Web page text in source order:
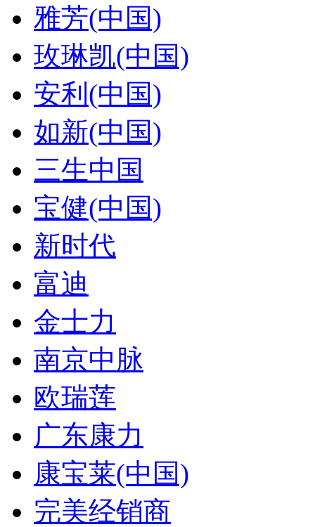
雅芳(中国)
玫琳凯(中国)
安利(中国)
如新(中国)
三生中国
宝健(中国)
新时代
富迪
金士力
南京中脉
欧瑞莲
广东康力
康宝莱(中国)
完美经销商